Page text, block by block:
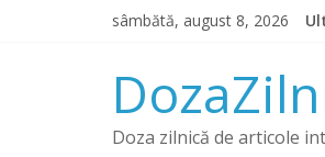
sâmbătă, august 8, 2026
Doza zilnică de articole